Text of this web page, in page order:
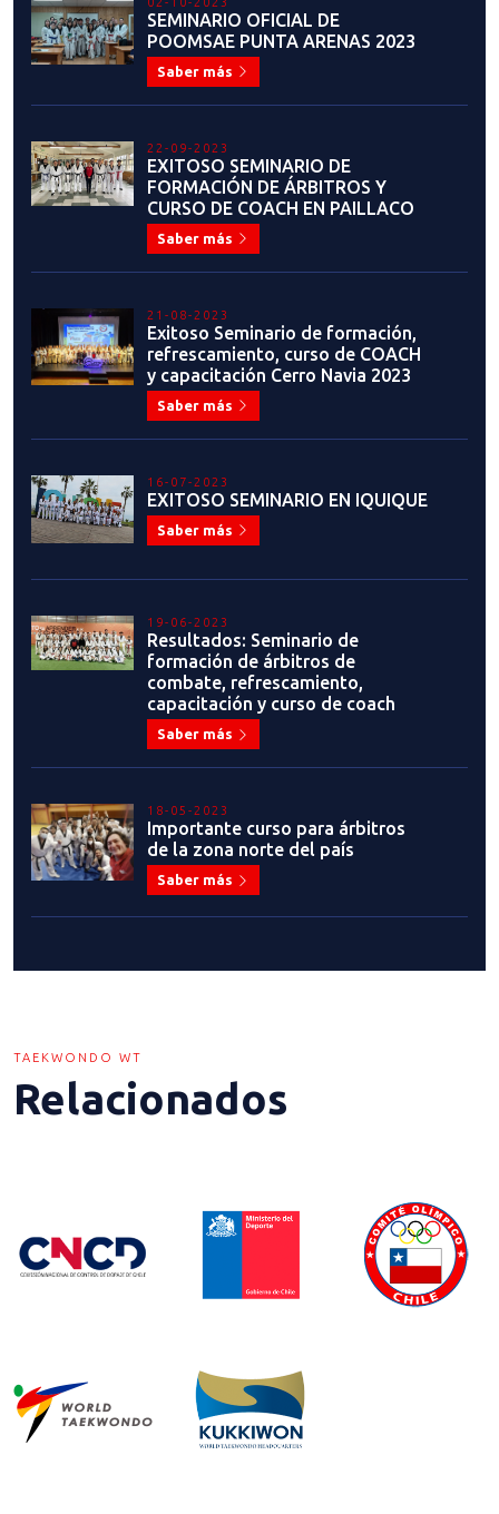
SEMINARIO OFICIAL DE
POOMSAE PUNTA ARENAS 2023
Saber más
22-09-2023
EXITOSO SEMINARIO DE
FORMACIÓN DE ÁRBITROS Y
CURSO DE COACH EN PAILLACO
Saber más
21-08-2023
Exitoso Seminario de formación,
refrescamiento, curso de COACH
y capacitación Cerro Navia 2023
Saber más
16-07-2023
EXITOSO SEMINARIO EN IQUIQUE
Saber más
19-06-2023
Resultados: Seminario de
formación de árbitros de
combate, refrescamiento,
capacitación y curso de coach
Saber más
18-05-2023
Importante curso para árbitros
de la zona norte del país
Saber más
TAEKWONDO WT
Relacionados